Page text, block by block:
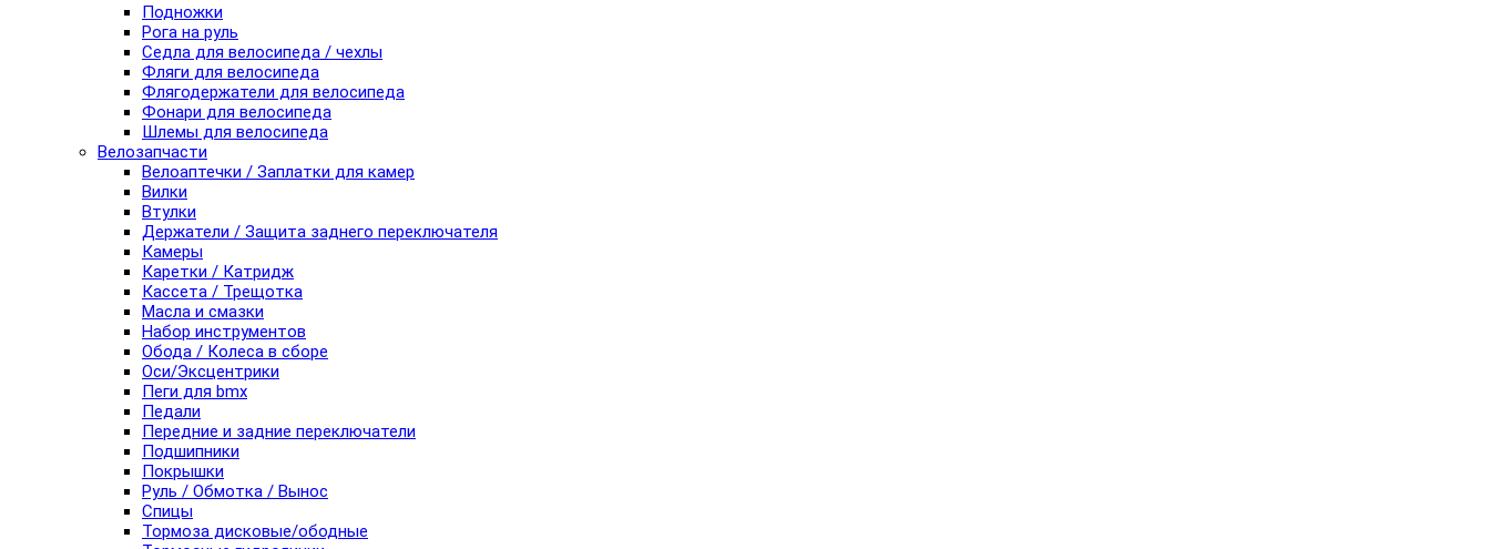
Подножки
Рога на руль
Седла для велосипеда / чехлы
Фляги для велосипеда
Флягодержатели для велосипеда
Фонари для велосипеда
Шлемы для велосипеда
Велозапчасти
Велоаптечки / Заплатки для камер
Вилки
Втулки
Держатели / Защита заднего переключателя
Камеры
Каретки / Катридж
Кассета / Трещотка
Масла и смазки
Набор инструментов
Обода / Колеса в сборе
Оси/Эксцентрики
Пеги для bmx
Педали
Передние и задние переключатели
Подшипники
Покрышки
Руль / Обмотка / Вынос
Спицы
Тормоза дисковые/ободные